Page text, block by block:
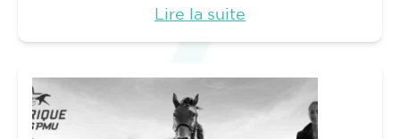
Lire la suite